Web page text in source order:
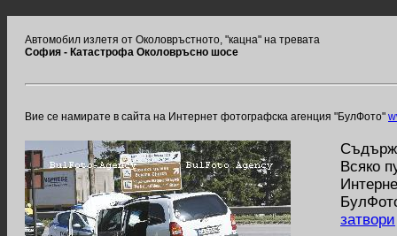
Автомобил излетя от Околовръстното, "кацна" на тревата
София - Катастрофа Околовръсно шосе
Вие се намирате в сайта на Интернет фотографска агенция "БулФото"
Всяко
затвори